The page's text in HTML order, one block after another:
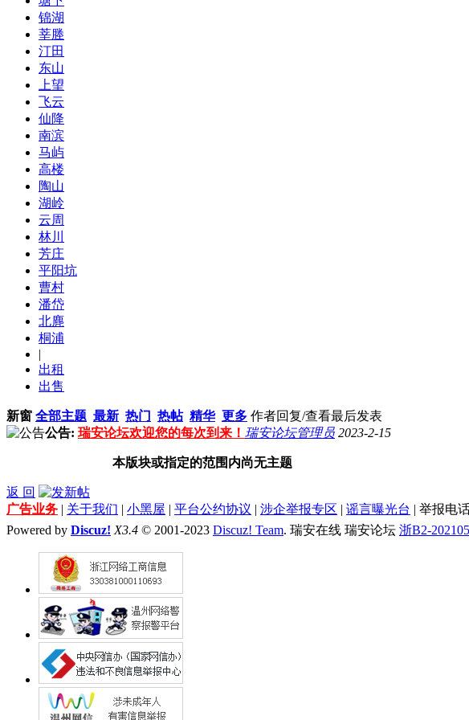
锦湖
莘塍
汀田
东山
上望
飞云
仙降
南滨
马屿
高楼
陶山
湖岭
云周
林川
芳庄
平阳坑
曹村
潘岱
北麂
桐浦
|
出租
出售
新窗 全部主题 最新 热门 热帖 精华 更多 作者回复/查看最后发表
公告: 瑞安论坛欢迎您的每次到来！ 瑞安论坛管理员 2023-2-15
本版块或指定的范围内尚无主题
返 回
广告业务 | 关于我们 | 小黑屋 | 平台公约协议 | 涉企举报专区 | 谣言曝光台 | 举报电
Powered by Discuz! X3.4 © 2001-2023 Discuz! Team. 瑞安在线 瑞安论坛 浙B2-